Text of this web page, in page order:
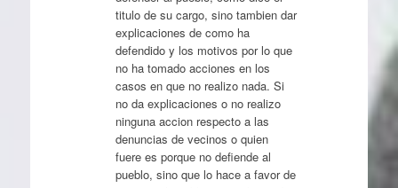
titulo de su cargo, sino tambien dar
explicaciones de como ha
defendido y los motivos por lo que
no ha tomado acciones en los
casos en que no realizo nada. Si
no da explicaciones o no realizo
ninguna accion respecto a las
denuncias de vecinos o quien
fuere es porque no defiende al
pueblo, sino que lo hace a favor de